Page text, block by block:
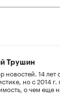
Трушин
новостей. 14 лет
но с 2014
о чем еще